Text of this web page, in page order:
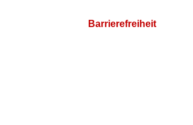
Barrierefreiheit